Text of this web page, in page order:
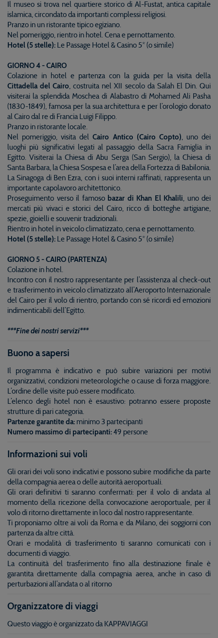
Il museo si trova nel quartiere storico di Al-Fustat, antica capitale
islamica, circondato da importanti complessi religiosi.
Pranzo in un ristorante tipico egiziano.
Nel pomeriggio, rientro in hotel. Cena e pernottamento.
Hotel (5 stelle): Le Passage Hotel & Casino 5* (o simile)
GIORNO 4 - CAIRO
Colazione in hotel e partenza con la guida per la visita della
Cittadella del Cairo, costruita nel XII secolo da Salah El Din. Qui
visiterai la splendida Moschea di Alabastro di Mohamed Ali Pasha
(1830-1849), famosa per la sua architettura e per l’orologio donato
al Cairo dal re di Francia Luigi Filippo.
Pranzo in ristorante locale.
Nel pomeriggio, visita delCairo Antico (Cairo Copto), uno dei
luoghi più significativi legati al passaggio della Sacra Famiglia in
Egitto. Visiterai la Chiesa di Abu Serga (San Sergio), la Chiesa di
Santa Barbara, la Chiesa Sospesa e l’area della Fortezza di Babilonia.
La Sinagoga di Ben Ezra, con i suoi interni raffinati, rappresenta un
importante capolavoro architettonico.
Proseguimento verso il famoso bazar di Khan El Khalili, uno dei
mercati più vivaci e storici del Cairo, ricco di botteghe artigiane,
spezie, gioielli e souvenir tradizionali.
Rientro in hotel in veicolo climatizzato, cena e pernottamento.
Hotel (5 stelle): Le Passage Hotel & Casino 5* (o simile)
GIORNO 5 - CAIRO (PARTENZA)
Colazione in hotel.
Incontro con il nostro rappresentante per l’assistenza al check-out
e trasferimento in veicolo climatizzato all’Aeroporto Internazionale
del Cairo per il volo di rientro, portando con sé ricordi ed emozioni
indimenticabili dell’Egitto.
***Fine dei nostri servizi***
Buono a sapersi
Il programma è indicativo e può subire variazioni per motivi
organizzativi, condizioni meteorologiche o cause di forza maggiore.
L’ordine delle visite può essere modificato.
L’elenco degli hotel non è esaustivo: potranno essere proposte
strutture di pari categoria.
Partenze garantite da: minimo 3 partecipanti
Numero massimo di partecipanti:49 persone
Informazioni sui voli
Gli orari dei voli sono indicativi e possono subire modifiche da parte
della compagnia aerea o delle autorità aeroportuali.
Gli orari definitivi ti saranno confermati: per il volo di andata al
momento della ricezione della convocazione aeroportuale, per il
volo di ritorno direttamente in loco dal nostro rappresentante.
Ti proponiamo oltre ai voli da Roma e da Milano, dei soggiorni con
partenza da altre città.
Orari e modalità di trasferimento ti saranno comunicati con i
documenti di viaggio.
La continuità del trasferimento fino alla destinazione finale è
garantita direttamente dalla compagnia aerea, anche in caso di
perturbazioni all’andata o al ritorno
Organizzatore di viaggi
Questo viaggio è organizzato da KAPPAVIAGGI